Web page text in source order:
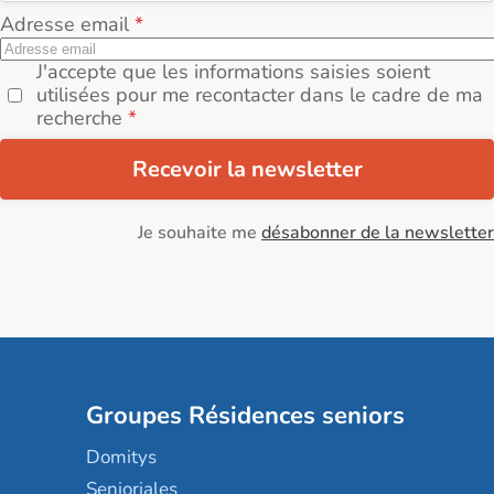
Adresse email
J'accepte que les informations saisies soient
utilisées pour me recontacter dans le cadre de ma
recherche
Recevoir la newsletter
Je souhaite me désabonner de la newsletter
Groupes Résidences seniors
Domitys